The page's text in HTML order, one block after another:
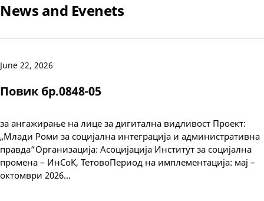
News and Evenets
June 22, 2026
Повик бр.0848-05
за ангажирање на лице за дигитална видливост Проект:
„Млади Роми за социјална интеграција и административна
правда“Организација: Асоцијација Институт за социјална
промена – ИнСоК, ТетовоПериод на имплементација: мај –
октомври 2026…